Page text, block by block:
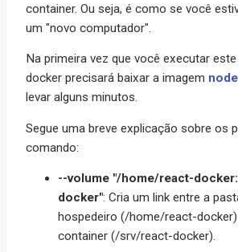
container. Ou seja, é como se você
um "novo computador".
Na primeira vez que você executar
docker precisará baixar a imagem
levar alguns minutos.
Segue uma breve explicação sobre os
comando:
--volume "/home/react-
docker": Cria um link entre a
hospedeiro (/home/react-
container (/srv/react-docker).